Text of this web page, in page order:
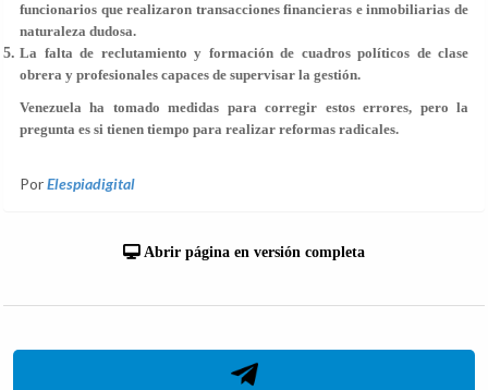
funcionarios que realizaron transacciones financieras e inmobiliarias de
naturaleza dudosa.
La falta de reclutamiento y formación de cuadros políticos de clase
obrera y profesionales capaces de supervisar la gestión.
Venezuela ha tomado medidas para corregir estos errores, pero la
pregunta es si tienen tiempo para realizar reformas radicales.
PorElespiadigital
Abrir página en versión completa